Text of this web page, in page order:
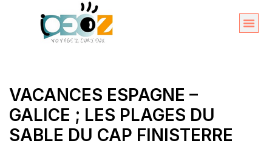
VACANCES ESPAGNE –
GALICE ; LES PLAGES DU
SABLE DU CAP FINISTERRE